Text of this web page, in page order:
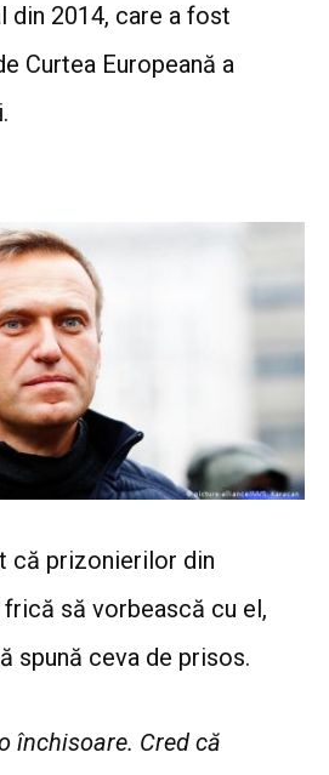
din 2014, care a fost
Curtea Europeană a
că prizonierilor din
să vorbească cu el,
spună ceva de prisos.
închisoare. Cred că